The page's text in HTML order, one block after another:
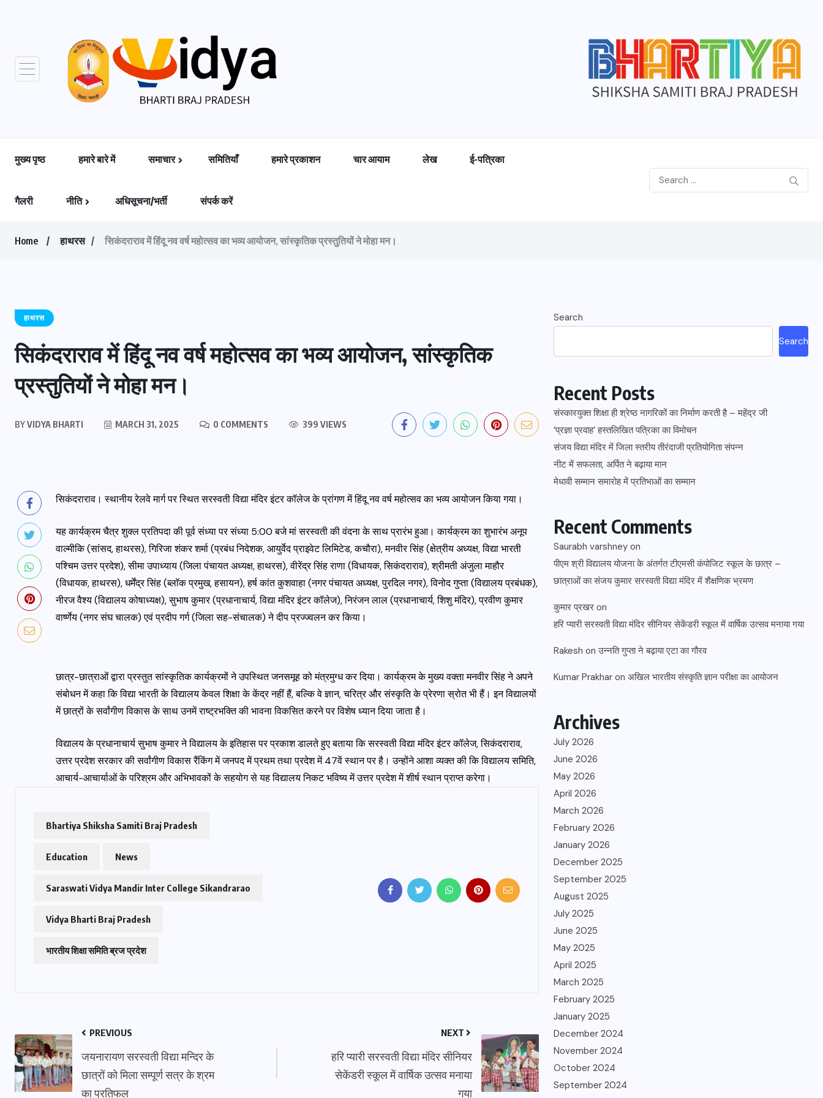
मुख्य पृष्ठ हमारे बारे में समाचार समितियाँ हमारे प्रकाशन चार आयाम लेख ई-पत्रिका
गैलरी नीति अधिसूचना/भर्ती संपर्क करें
Home हाथरस सिकंदराराव में हिंदू नव वर्ष महोत्सव का भव्य आयोजन, सांस्कृतिक प्रस्तुतियों ने मोहा मन।
हाथरस
सिकंदराराव में हिंदू नव वर्ष महोत्सव का भव्य आयोजन, सांस्कृतिक
प्रस्तुतियों ने मोहा मन।
BYVIDYA BHARTI MARCH 31, 2025 0 COMMENTS 399 VIEWS
सिकंदराराव। स्थानीय रेलवे मार्ग पर स्थित सरस्वती विद्या मंदिर इंटर कॉलेज के प्रांगण में हिंदू नव वर्ष महोत्सव का भव्य आयोजन किया गया।
यह कार्यक्रम चैत्र शुक्ल प्रतिपदा की पूर्व संध्या पर संध्या 5:00 बजे मां सरस्वती की वंदना के साथ प्रारंभ हुआ। कार्यक्रम का शुभारंभ अनूप
वाल्मीकि (सांसद, हाथरस), गिरिजा शंकर शर्मा (प्रबंध निदेशक, आयुर्वेद प्राइवेट लिमिटेड, कचौरा), मनवीर सिंह (क्षेत्रीय अध्यक्ष, विद्या भारती
पश्चिम उत्तर प्रदेश), सीमा उपाध्याय (जिला पंचायत अध्यक्ष, हाथरस), वीरेंद्र सिंह राणा (विधायक, सिकंदराराव), श्रीमती अंजुला माहौर
(विधायक, हाथरस), धर्मेंद्र सिंह (ब्लॉक प्रमुख, हसायन), हर्ष कांत कुशवाहा (नगर पंचायत अध्यक्ष, पुरदिल नगर), विनोद गुप्ता (विद्यालय प्रबंधक),
नीरज वैश्य (विद्यालय कोषाध्यक्ष), सुभाष कुमार (प्रधानाचार्य, विद्या मंदिर इंटर कॉलेज), निरंजन लाल (प्रधानाचार्य, शिशु मंदिर), प्रवीण कुमार
वार्ष्णेय (नगर संघ चालक) एवं प्रदीप गर्ग (जिला सह-संचालक) ने दीप प्रज्ज्वलन कर किया।
छात्र-छात्राओं द्वारा प्रस्तुत सांस्कृतिक कार्यक्रमों ने उपस्थित जनसमूह को मंत्रमुग्ध कर दिया। कार्यक्रम के मुख्य वक्ता मनवीर सिंह ने अपने
संबोधन में कहा कि विद्या भारती के विद्यालय केवल शिक्षा के केंद्र नहीं हैं, बल्कि वे ज्ञान, चरित्र और संस्कृति के प्रेरणा स्रोत भी हैं। इन विद्यालयों
में छात्रों के सर्वांगीण विकास के साथ उनमें राष्ट्रभक्ति की भावना विकसित करने पर विशेष ध्यान दिया जाता है।
विद्यालय के प्रधानाचार्य सुभाष कुमार ने विद्यालय के इतिहास पर प्रकाश डालते हुए बताया कि सरस्वती विद्या मंदिर इंटर कॉलेज, सिकंदराराव,
उत्तर प्रदेश सरकार की सर्वांगीण विकास रैंकिंग में जनपद में प्रथम तथा प्रदेश में 47वें स्थान पर है। उन्होंने आशा व्यक्त की कि विद्यालय समिति,
आचार्य-आचार्याओं के परिश्रम और अभिभावकों के सहयोग से यह विद्यालय निकट भविष्य में उत्तर प्रदेश में शीर्ष स्थान प्राप्त करेगा।
Bhartiya Shiksha Samiti Braj Pradesh
Education News
Saraswati Vidya Mandir Inter College Sikandrarao
Vidya Bharti Braj Pradesh
भारतीय शिक्षा समिति ब्रज प्रदेश
PREVIOUS
जयनारायण सरस्वती विद्या मन्दिर के
छात्रों को मिला सम्पूर्ण सत्र के श्रम
का प्रतिफल
NEXT
हरि प्यारी सरस्वती विद्या मंदिर सीनियर
सेकेंडरी स्कूल में वार्षिक उत्सव मनाया
गया
Search
Search
Recent Posts
संस्कारयुक्त शिक्षा ही श्रेष्ठ नागरिकों का निर्माण करती है – महेंद्र जी
‘प्रज्ञा प्रवाह’ हस्तलिखित पत्रिका का विमोचन
संजय विद्या मंदिर में जिला स्तरीय तीरंदाजी प्रतियोगिता संपन्न
नीट में सफलता, अर्पित ने बढ़ाया मान
मेधावी सम्मान समारोह में प्रतिभाओं का सम्मान
Recent Comments
Saurabh varshney on
पीएम श्री विद्यालय योजना के अंतर्गत टीएमसी कंपोजिट स्कूल के छात्र –
छात्राओं का संजय कुमार सरस्वती विद्या मंदिर में शैक्षणिक भ्रमण
कुमार प्रखर on
हरि प्यारी सरस्वती विद्या मंदिर सीनियर सेकेंडरी स्कूल में वार्षिक उत्सव मनाया गया
Rakesh onउन्नति गुप्ता ने बढ़ाया एटा का गौरव
Kumar Prakhar on अखिल भारतीय संस्कृति ज्ञान परीक्षा का आयोजन
Archives
July 2026
June 2026
May 2026
April 2026
March 2026
February 2026
January 2026
December 2025
September 2025
August 2025
July 2025
June 2025
May 2025
April 2025
March 2025
February 2025
January 2025
December 2024
November 2024
October 2024
September 2024